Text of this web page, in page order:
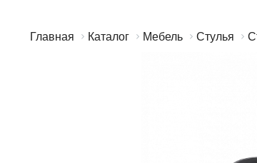
Главная Каталог Мебель Стулья